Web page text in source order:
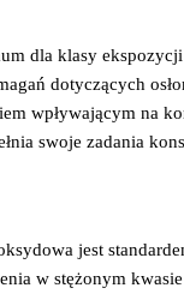
dla klasy
dotyczących
wpływającym na
swoje zadania
jest
w stężonym